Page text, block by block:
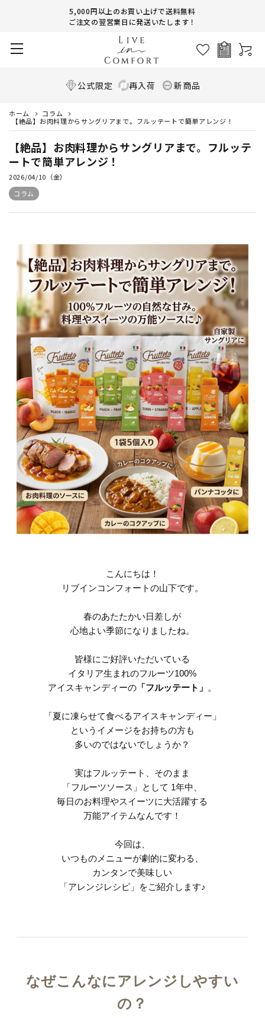
5,000円以上のお買い上げで送料無料
ご注文の翌営業日に発送いたします！
公式限定 再入荷 新商品
ホーム
コラム
【絶品】お肉料理からサングリアまで。フルッテートで簡単アレンジ！
【絶品】お肉料理からサングリアまで。フルッテ
ートで簡単アレンジ！
2026/04/10（金）
コラム
こんにちは！
リブインコンフォートの山下です。
春のあたたかい日差しが
心地よい季節になりましたね。
皆様にご好評いただいている
イタリア生まれのフルーツ100%
アイスキャンディーの 「フルッテート」 。
「夏に凍らせて食べるアイスキャンディー」
というイメージをお持ちの方も
多いのではないでしょうか？
実はフルッテート、そのまま
「フルーツソース」として 1年中、
毎日のお料理やスイーツに大活躍する
万能アイテムなんです！
今回は、
いつものメニューが劇的に変わる、
カンタンで美味しい
「アレンジレシピ」をご紹介します♪
なぜこんなにアレンジしやすい
の？